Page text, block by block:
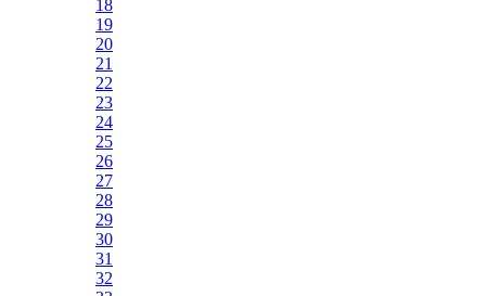
18
19
20
21
22
23
24
25
26
27
28
29
30
31
32